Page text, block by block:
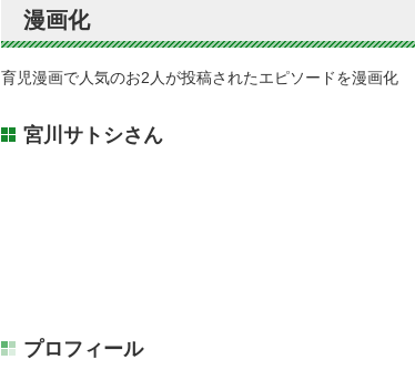
漫画化
育児漫画で人気のお2人が投稿されたエピソードを漫画化
宮川サトシさん
プロフィール